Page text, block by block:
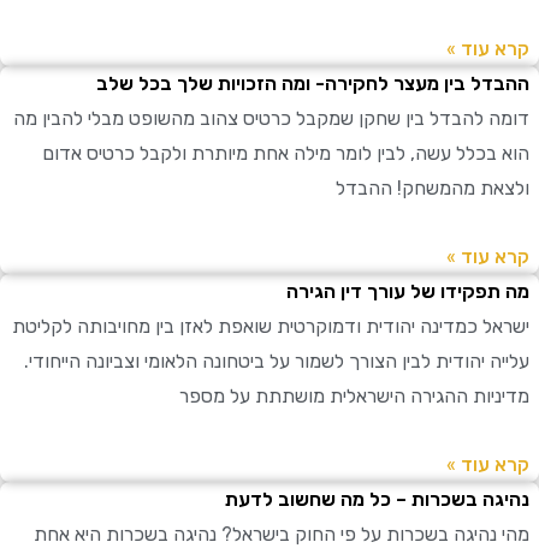
»
בין מעצר לחקירה- ומה הזכויות שלך בכל שלב
להבדל בין שחקן שמקבל כרטיס צהוב מהשופט מבלי להבין מה
עשה, לבין לומר מילה אחת מיותרת ולקבל כרטיס אדום
מהמשחק! ההבדל
»
של עורך דין הגירה
כמדינה יהודית ודמוקרטית שואפת לאזן בין מחויבותה לקליטת
יהודית לבין הצורך לשמור על ביטחונה הלאומי וצביונה הייחודי.
ההגירה הישראלית מושתתת על מספר
»
בשכרות – כל מה שחשוב לדעת
בשכרות על פי החוק בישראל? נהיגה בשכרות היא אחת